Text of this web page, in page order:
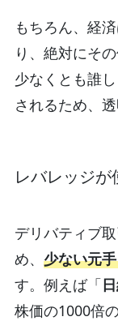
もちろん、経
り、絶対にそ
少なくとも誰
されるため、
レバレッジが
デリバティブ
め、 少ない元
す。例えば「
株価の1000倍